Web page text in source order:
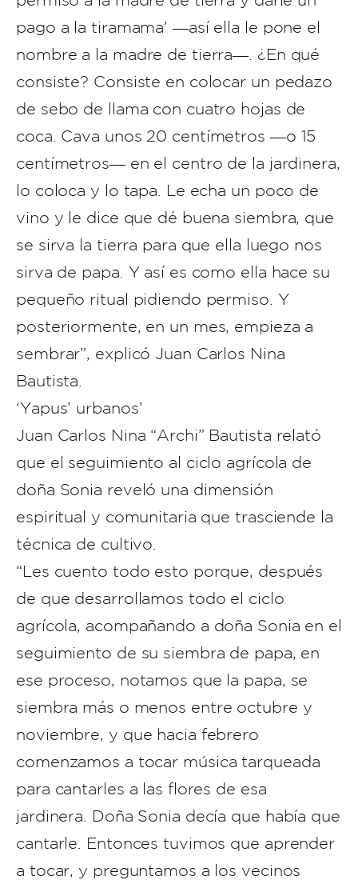
pago a la tiramama’ ―así ella le pone el
nombre a la madre de tierra―. ¿En qué
consiste? Consiste en colocar un pedazo
de sebo de llama con cuatro hojas de
coca. Cava unos 20 centímetros ―o 15
centímetros― en el centro de la jardinera,
lo coloca y lo tapa. Le echa un poco de
vino y le dice que dé buena siembra, que
se sirva la tierra para que ella luego nos
sirva de papa. Y así es como ella hace su
pequeño ritual pidiendo permiso. Y
posteriormente, en un mes, empieza a
sembrar”, explicó Juan Carlos Nina
Bautista.
‘Yapus’ urbanos’
Juan Carlos Nina “Archi” Bautista relató
que el seguimiento al ciclo agrícola de
doña Sonia reveló una dimensión
espiritual y comunitaria que trasciende la
técnica de cultivo.
“Les cuento todo esto porque, después
de que desarrollamos todo el ciclo
agrícola, acompañando a doña Sonia en el
seguimiento de su siembra de papa, en
ese proceso, notamos que la papa, se
siembra más o menos entre octubre y
noviembre, y que hacia febrero
comenzamos a tocar música tarqueada
para cantarles a las flores de esa
jardinera. Doña Sonia decía que había que
cantarle. Entonces tuvimos que aprender
a tocar, y preguntamos a los vecinos